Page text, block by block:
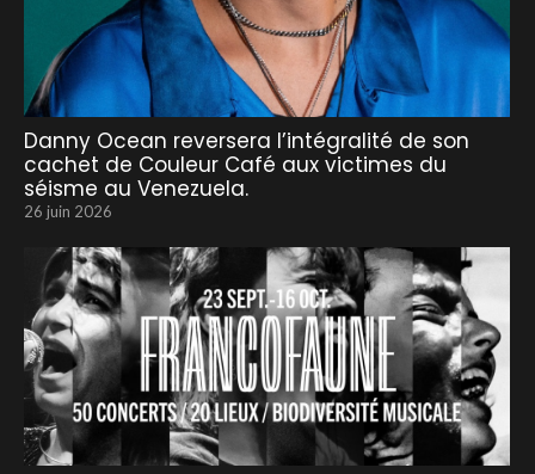
Danny Ocean reversera l’intégralité de son
cachet de Couleur Café aux victimes du
séisme au Venezuela.
26 juin 2026